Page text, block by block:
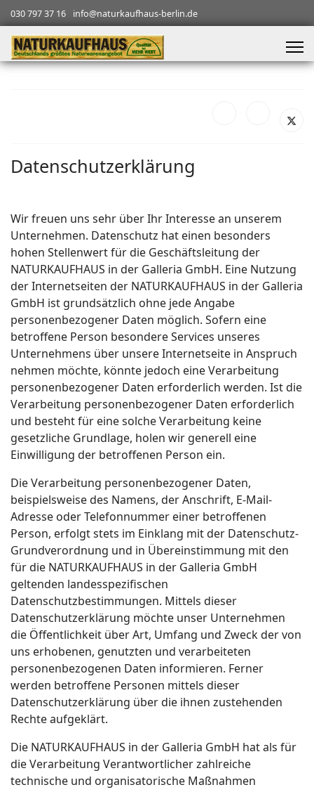
030 797 37 16 info@naturkaufhaus-berlin.de
Datenschutzerklärung
Wir freuen uns sehr über Ihr Interesse an unserem
Unternehmen. Datenschutz hat einen besonders
hohen Stellenwert für die Geschäftsleitung der
NATURKAUFHAUS in der Galleria GmbH. Eine Nutzung
der Internetseiten der NATURKAUFHAUS in der Galleria
GmbH ist grundsätzlich ohne jede Angabe
personenbezogener Daten möglich. Sofern eine
betroffene Person besondere Services unseres
Unternehmens über unsere Internetseite in Anspruch
nehmen möchte, könnte jedoch eine Verarbeitung
personenbezogener Daten erforderlich werden. Ist die
Verarbeitung personenbezogener Daten erforderlich
und besteht für eine solche Verarbeitung keine
gesetzliche Grundlage, holen wir generell eine
Einwilligung der betroffenen Person ein.
Die Verarbeitung personenbezogener Daten,
beispielsweise des Namens, der Anschrift, E-Mail-
Adresse oder Telefonnummer einer betroffenen
Person, erfolgt stets im Einklang mit der Datenschutz-
Grundverordnung und in Übereinstimmung mit den
für die NATURKAUFHAUS in der Galleria GmbH
geltenden landesspezifischen
Datenschutzbestimmungen. Mittels dieser
Datenschutzerklärung möchte unser Unternehmen
die Öffentlichkeit über Art, Umfang und Zweck der von
uns erhobenen, genutzten und verarbeiteten
personenbezogenen Daten informieren. Ferner
werden betroffene Personen mittels dieser
Datenschutzerklärung über die ihnen zustehenden
Rechte aufgeklärt.
Die NATURKAUFHAUS in der Galleria GmbH hat als für
die Verarbeitung Verantwortlicher zahlreiche
technische und organisatorische Maßnahmen